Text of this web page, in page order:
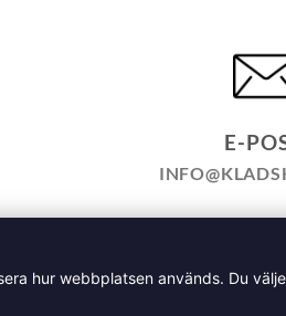
E-
FRÅGOR OM VÅRA
Åsgatan 35, 791 71 Falun
hur webbplatsen används. Du